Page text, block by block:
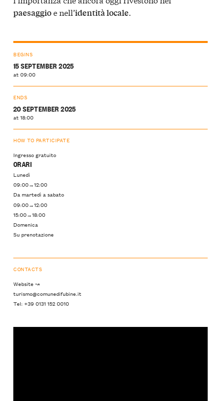
paesaggioe nell’identità locale.
BEGINS
15 SEPTEMBER 2025
at 09:00
ENDS
20 SEPTEMBER 2025
at 18:00
HOW TO PARTICIPATE
Ingresso gratuito
ORARI
Lunedì
09:00→12:00
Da martedì a sabato
09:00→12:00
15:00→18:00
Domenica
Su prenotazione
CONTACTS
Website ↝
turismo@comunedifubine.it
Tel: +39 0131 152 0010